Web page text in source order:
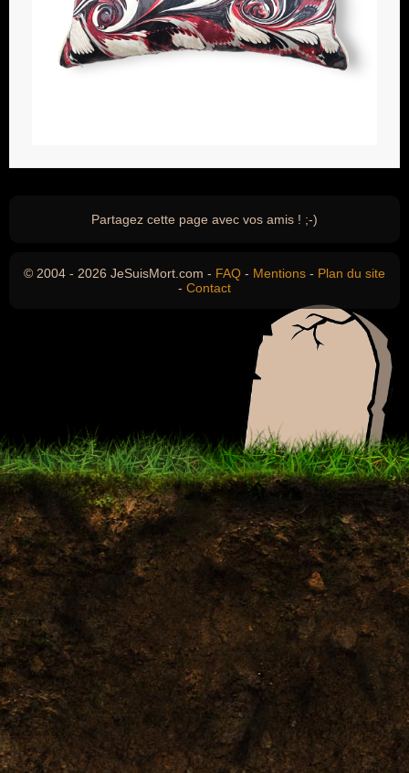
Partagez cette page avec vos amis ! ;-)
© 2004 - 2026 JeSuisMort.com - FAQ - Mentions - Plan du site
- Contact